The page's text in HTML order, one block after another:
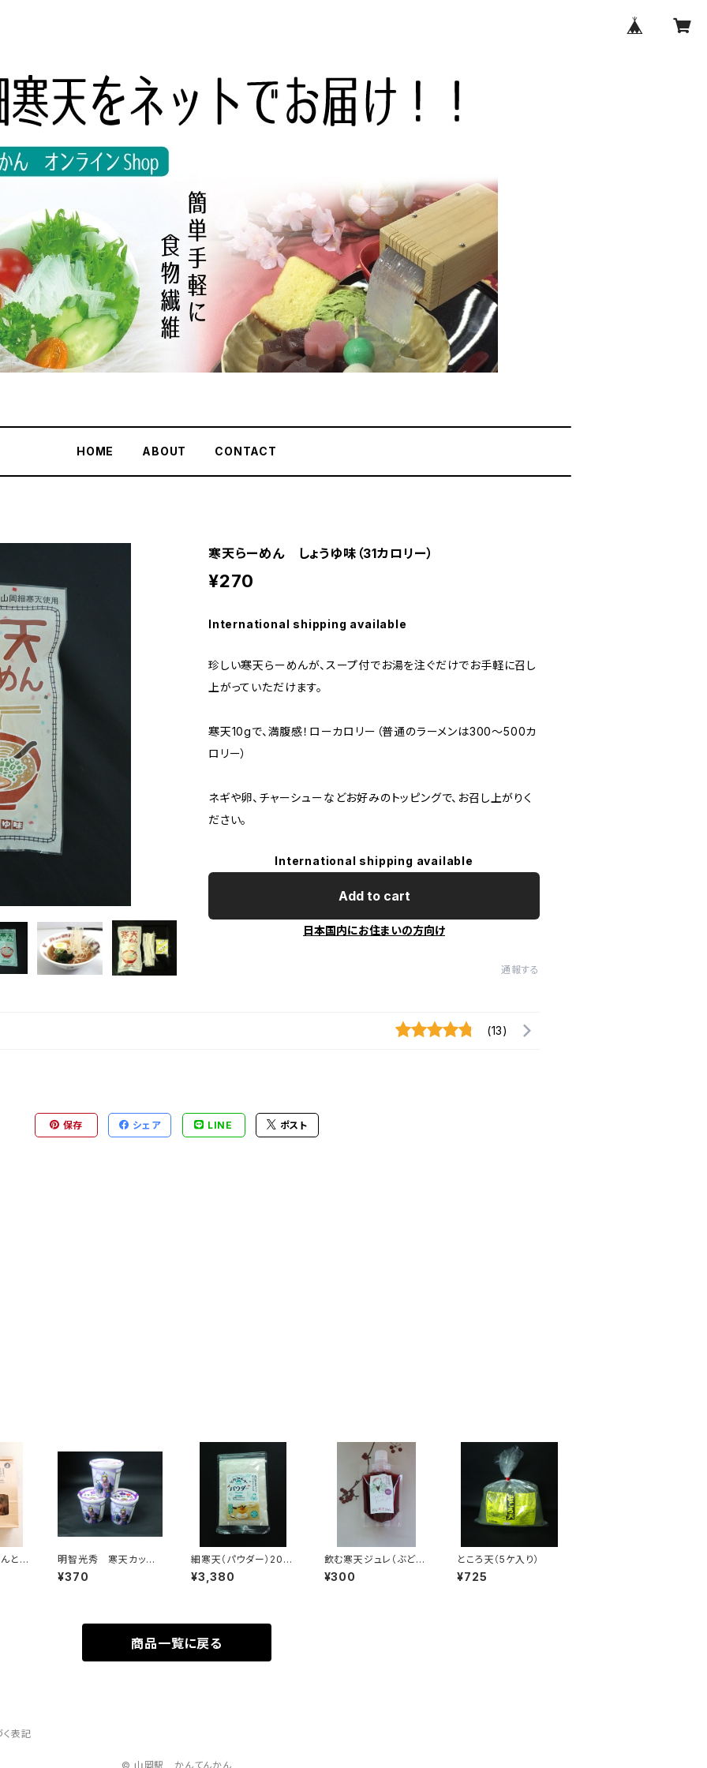
HOME ABOUT CONTACT
寒天らーめん しょうゆ味（31カロリー）
¥270
International shipping available
珍しい寒天らーめんが、スープ付でお湯を注ぐだけでお手軽に召し
上がっていただけます。
寒天10gで、満腹感！ローカロリー（普通のラーメンは300～500カ
ロリー）
ネギや卵、チャーシューなどお好みのトッピングで、お召し上がりく
ださい。
International shipping available
Add to cart
日本国内にお住まいの方向け
通報する
(13)
保存 シェア LINE ポスト
とう
明智光秀 寒天カップ
らーめん
¥370
細寒天（パウダー）200
g
¥3,380
飲む寒天ジュレ（ぶどう
味）
¥300
ところ天（5ケ入り）
¥725
商品一覧に戻る
表記
© 山岡駅 かんてんかん